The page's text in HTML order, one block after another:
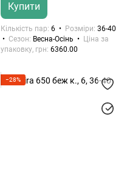
Купити
Кількість пар 6 Розміри 36-40
Сезон
Весна-Осінь
Ціна за
упаковку, грн 6360.00
−28%